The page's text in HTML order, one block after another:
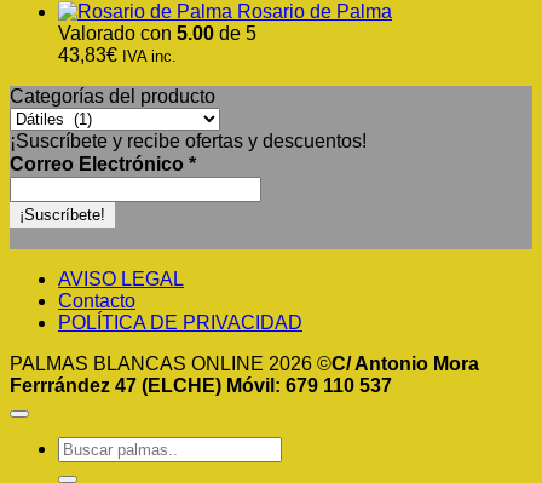
Rosario de Palma
Valorado con 5.00 de 5
43,83€ IVA inc.
Categorías del producto
¡Suscríbete y recibe ofertas y descuentos!
Correo Electrónico *
AVISO LEGAL
Contacto
POLÍTICA DE PRIVACIDAD
PALMAS BLANCAS ONLINE 2026 ©C/ Antonio Mora
Ferrrández 47 (ELCHE) Móvil: 679 110 537
Buscar
por: